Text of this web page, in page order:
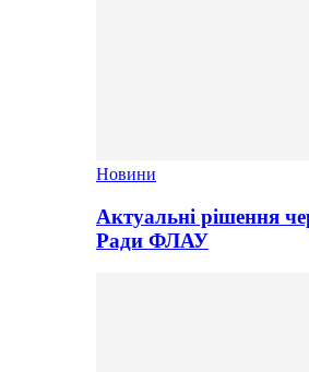
Новини
Актуальні рішення
Ради ФЛАУ